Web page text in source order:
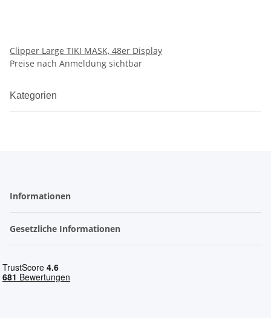
Clipper Large TIKI MASK, 48er Display
Preise nach Anmeldung sichtbar
Kategorien
Informationen
Gesetzliche Informationen